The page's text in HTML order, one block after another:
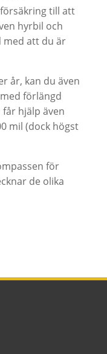
till att
hyrbil och
med att du är
år, kan du även
förlängd
hjälp även
mil (dock högst
för
de olika